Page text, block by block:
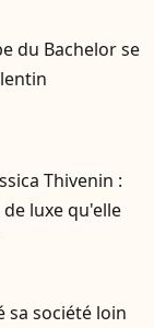
du Bachelor se
Thivenin :
luxe qu'elle
sa société loin